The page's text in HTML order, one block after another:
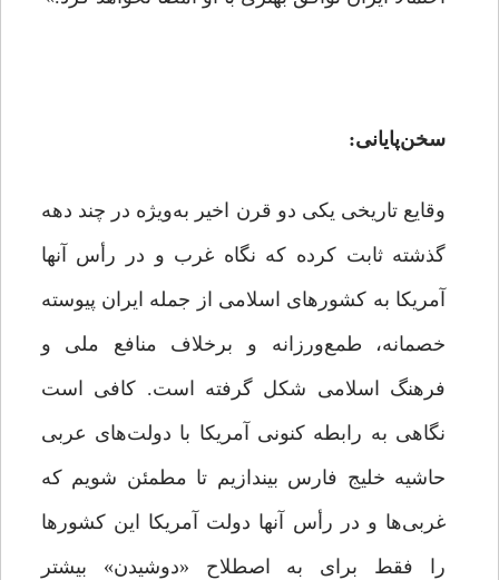
سخن‌پایانی:
وقایع تاریخی یکی دو قرن اخیر به‌ویژه در چند دهه
گذشته ثابت کرده که نگاه غرب و در رأس آنها
آمریکا به کشورهای اسلامی از جمله ایران پیوسته
خصمانه، طمع‌ورزانه و برخلاف منافع ملی و
فرهنگ اسلامی شکل گرفته است. کافی است
نگاهی به رابطه کنونی آمریکا با دولت‌های عربی
حاشیه خلیج ‌فارس بیندازیم تا مطمئن شویم که
غربی‌ها و در رأس آنها دولت آمریکا این کشورها
را فقط برای به اصطلاح «دوشیدن» بیشتر